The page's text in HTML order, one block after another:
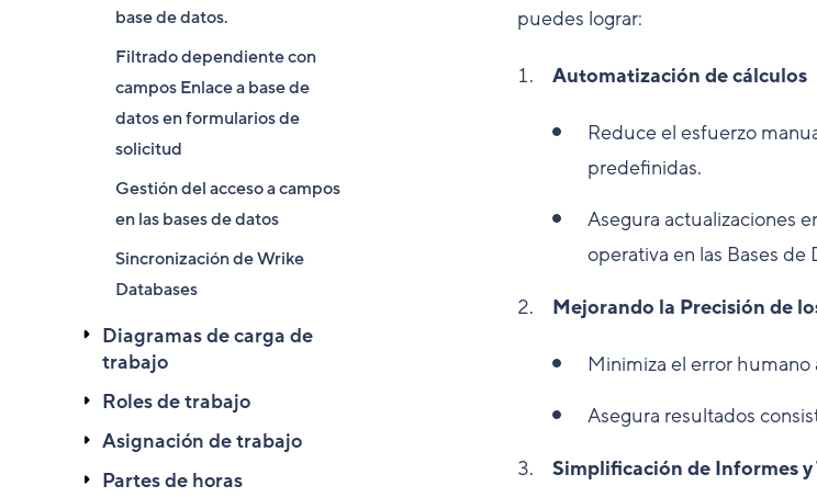
base de datos.
Filtrado dependiente con
campos Enlace a base de
datos en formularios de
solicitud
Gestión del acceso a campos
en las bases de datos
Sincronización de Wrike
Databases
Diagramas de carga de
trabajo
Roles de trabajo
Asignación de trabajo
Partes de horas
puedes lograr:
Automatización de cálculos
Reduce el esfuerzo
predefinidas.
Asegura actualizaciones
operativa en las Bases de
Mejorando la Precisión de
Minimiza el error
Asegura resultados
Simplificación de Informes y